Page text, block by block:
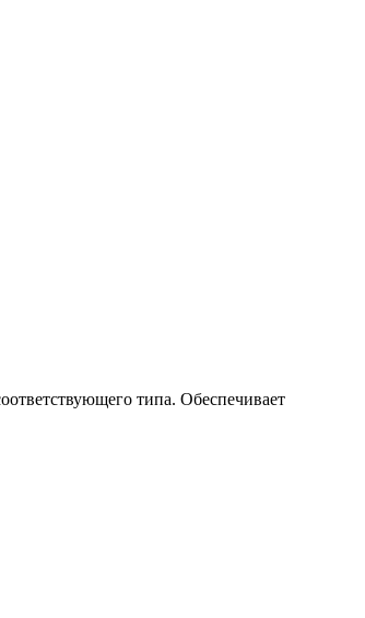
типа. Обеспечивает